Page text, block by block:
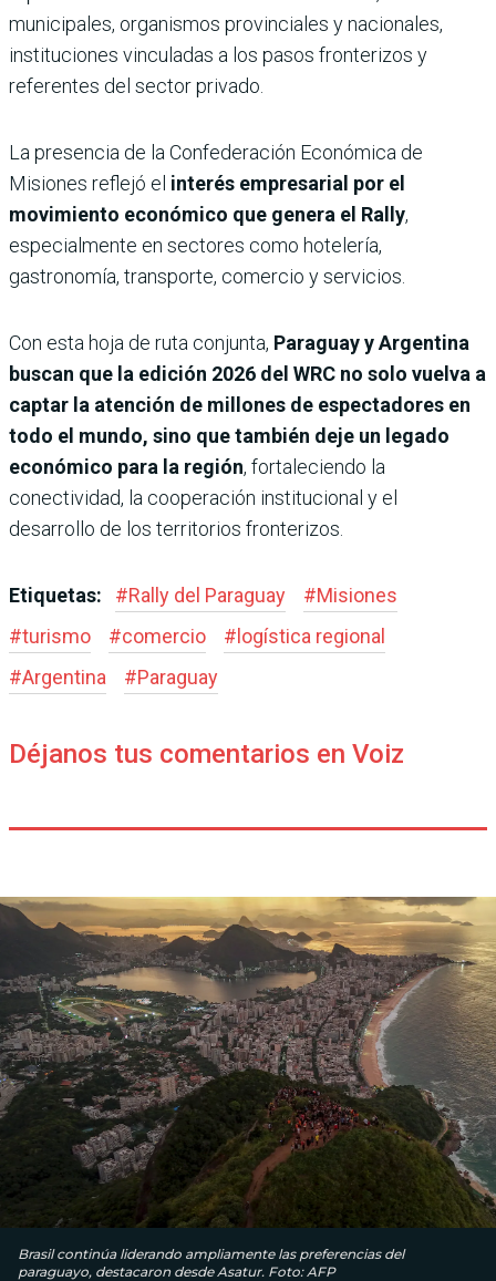
municipales, organismos provinciales y nacionales,
instituciones vinculadas a los pasos fronterizos y
referentes del sector privado.
La presencia de la Confederación Económica de
Misiones reflejó el interés empresarial por el
movimiento económico que genera el Rally,
especialmente en sectores como hotelería,
gastronomía, transporte, comercio y servicios.
Con esta hoja de ruta conjunta, Paraguay y Argentina
buscan que la edición 2026 del WRC no solo vuelva a
captar la atención de millones de espectadores en
todo el mundo, sino que también deje un legado
económico para la región, fortaleciendo la
conectividad, la cooperación institucional y el
desarrollo de los territorios fronterizos.
Etiquetas: #Rally del Paraguay #Misiones
#turismo #comercio # logística regional
#Argentina #Paraguay
Déjanos tus comentarios en Voiz
Brasil continúa liderando ampliamente las preferencias del
paraguayo, destacaron desde Asatur. Foto: AFP